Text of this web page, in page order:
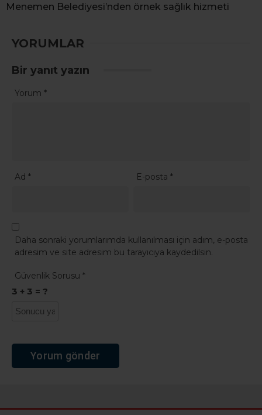
Menemen Belediyesi’nden örnek sağlık hizmeti
YORUMLAR
Bir yanıt yazın
Yorum *
Ad * E-posta*
Daha sonraki yorumlarımda kullanılması için adım, e-posta
adresim ve site adresim bu tarayıcıya kaydedilsin.
Güvenlik Sorusu *
3 + 3 = ?